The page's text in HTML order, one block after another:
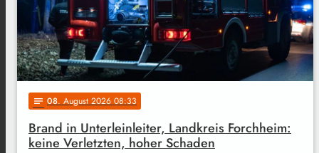
notes 08. August 2026 08:33
Brand in Unterleinleiter, Landkreis Forchheim:
keine Verletzten, hoher Schaden